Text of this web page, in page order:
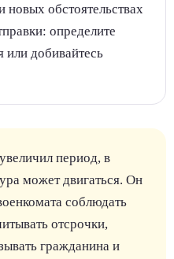
обстоятельствах
определите
или добивайтесь
период, в
может двигаться. Он
соблюдать
отсрочки,
гражданина и